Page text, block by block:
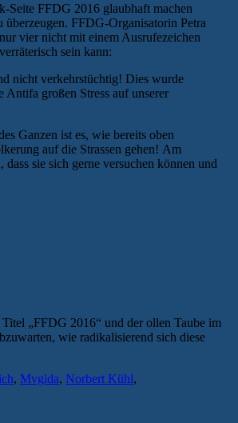
Seite FFDG 2016 glaubhaft machen
FFDG-Organisatorin Petra
vier nicht mit einem Ausrufezeichen
sein kann:
nicht verkehrstüchtig! Dies wurde
Antifa großen Stress auf unserer
Ganzen ist es, wie bereits oben
auf die Strassen gehen! Am
sie sich gerne versuchen können und
„FFDG 2016“ und der ollen Taube im
wie radikalisierend sich diese
, Mvgida, Norbert Kühl,